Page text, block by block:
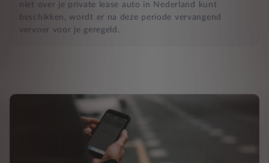
niet over je private lease auto in Nederland kunt
beschikken, wordt er na deze periode vervangend
vervoer voor je geregeld.